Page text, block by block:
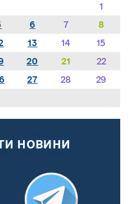
1
6 7
8
13 14
15
20 21
22
27 28
29
НОВИНИ